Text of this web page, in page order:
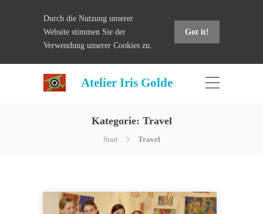
Durch die Nutzung unserer
Website stimmen Sie der
Verwendung unserer Cookies zu.
Got it!
Atelier Iris Golde
Kategorie: Travel
Start Travel